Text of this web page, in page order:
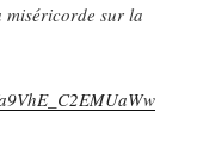
miséricorde sur la